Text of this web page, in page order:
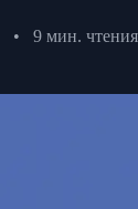
• 9 мин. чтения